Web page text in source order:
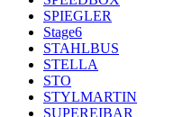
SPIEGLER
Stage6
STAHLBUS
STELLA
STO
STYLMARTIN
SUPEREIBAR